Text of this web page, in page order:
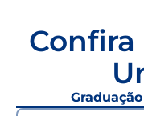
Confira
Graduação